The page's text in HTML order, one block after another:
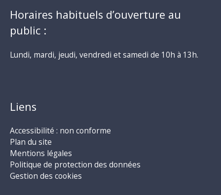
Horaires habituels d’ouverture au
public :
Lundi, mardi, jeudi, vendredi et samedi de 10h à 13h.
Liens
Accessibilité : non conforme
Plan du site
Mentions légales
Politique de protection des données
Gestion des cookies